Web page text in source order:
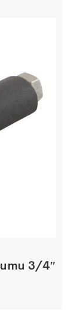
3/4″